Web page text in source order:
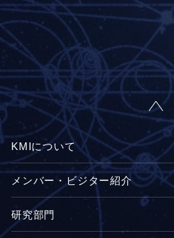
KMIについて
メンバー・ビジター紹介
研究部門